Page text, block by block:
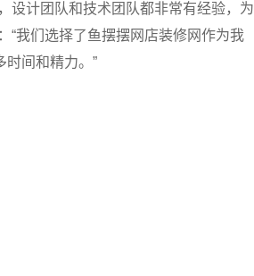
设计团队和技术团队都非常有经验，为
“我们选择了鱼摆摆网店装修网作为我
间和精力。”